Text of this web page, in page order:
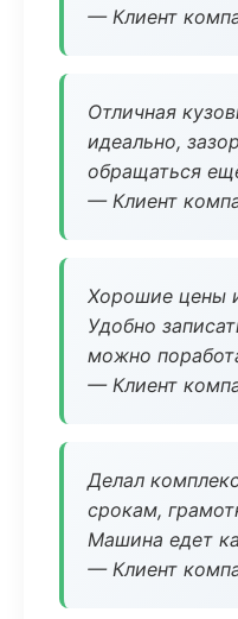
— Клиент
Отличная
идеально,
обращаться
— Клиент
Хорошие цены
Удобно
можно
— Клиент
Делал
срокам,
Машина едет
— Клиент